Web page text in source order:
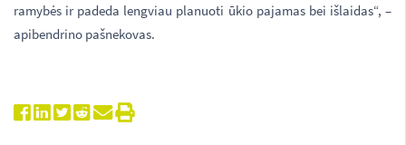
ramybės ir padeda lengviau planuoti ūkio pajamas bei išlaidas“, –
apibendrino pašnekovas.